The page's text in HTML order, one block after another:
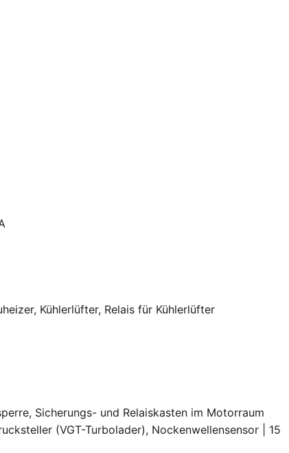
Kühlerlüfter, Relais für Kühlerlüfter
Sicherungs- und Relaiskasten im Motorraum
(VGT-Turbolader), Nockenwellensensor | 15